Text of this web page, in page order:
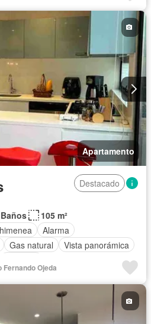
Apartamento
Destacado
105 m²
Alarma
Gas natural
Vista panorámica
discapacidad
Permite niños
Fernando Ojeda